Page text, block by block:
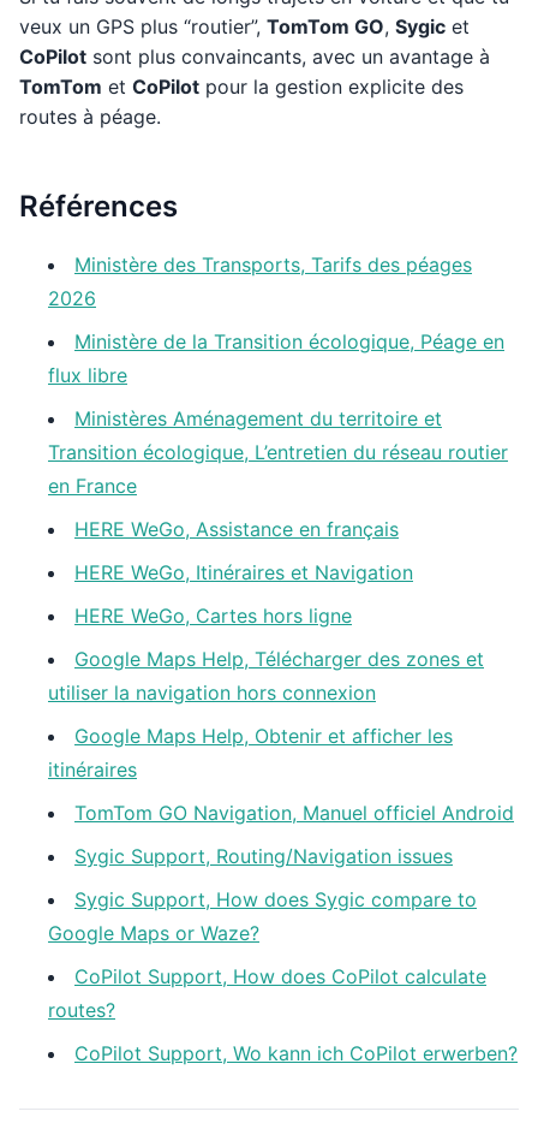
veux un GPS plus “routier”, TomTom GO, Sygic et
CoPilot sont plus convaincants, avec un avantage à
TomTom et CoPilot pour la gestion explicite des
routes à péage.
Références
Ministère des Transports, Tarifs des péages
2026
Ministère de la Transition écologique, Péage en
flux libre
Ministères Aménagement du territoire et
Transition écologique, L’entretien du réseau routier
en France
HERE WeGo, Assistance en français
HERE WeGo, Itinéraires et Navigation
HERE WeGo, Cartes hors ligne
Google Maps Help, Télécharger des zones et
utiliser la navigation hors connexion
Google Maps Help, Obtenir et afficher les
itinéraires
TomTom GO Navigation, Manuel officiel Android
Sygic Support, Routing/Navigation issues
Sygic Support, How does Sygic compare to
Google Maps or Waze?
CoPilot Support, How does CoPilot calculate
routes?
CoPilot Support, Wo kann ich CoPilot erwerben?